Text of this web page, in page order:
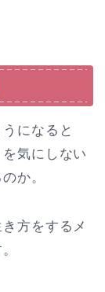
になると
気にしない
か。
方をするメ